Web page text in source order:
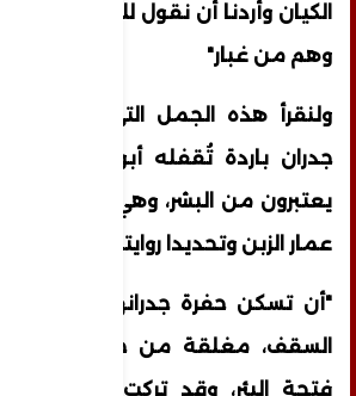
الكيان وأردنا أن نقول للأمة أن هذا
وهم من غبار"
ولنقرأ هذه الجمل التي كُتبت في
جدران باردة تُقفله أبواب حديدية
يعتبرون من البشر، وهي جزء من
عمار الزبن وتحديدا روايته "الزمرة"
"أن تسكن حفرة جدرانها من
السقف، مغلقة من جميع
فتحة البئر، وقد تركت ظهر الأرض